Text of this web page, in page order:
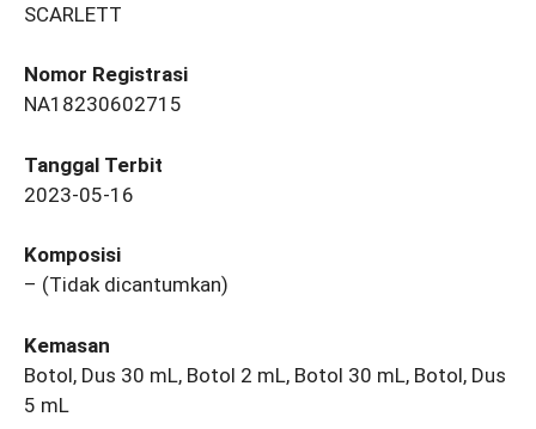
SCARLETT
Nomor Registrasi
NA18230602715
Tanggal Terbit
2023-05-16
Komposisi
– (Tidak dicantumkan)
Kemasan
Botol, Dus 30 mL, Botol 2 mL, Botol 30 mL, Botol, Dus
5 mL